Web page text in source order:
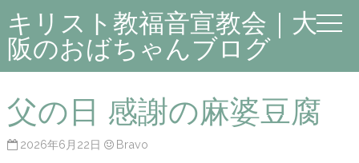
キリスト教福音宣教会｜大
阪のおばちゃんブログ
父の日 感謝の麻婆豆腐
2026年6月22日 Bravo